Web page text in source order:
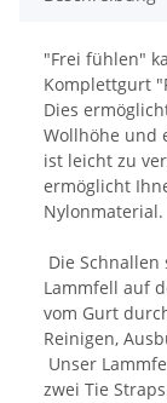
"Frei fühlen"
Komplettgurt
Dies
Wollhöhe und
ist leicht zu
ermöglicht
Nylonmaterial.
Die
Lammfell auf
vom Gurt
Reinigen,
Unser
zwei Tie